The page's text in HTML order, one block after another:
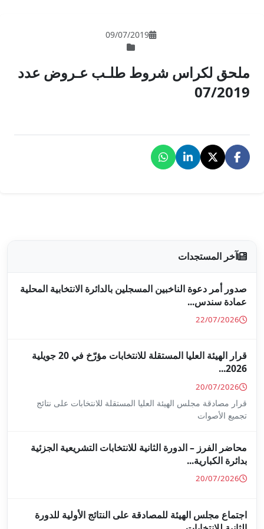
طلـب عـروض عدد
بالدائرة الانتخابية المحلية
قرار الهيئة العليا المستقلة للانتخابات مؤرّخ في 20 جويلية
المستقلة للانتخابات على نتائج
للانتخابات التشريعية الجزئية
على النتائج الأولية للدورة